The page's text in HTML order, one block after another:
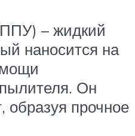
– жидкий
наносится на
Он
образуя прочное